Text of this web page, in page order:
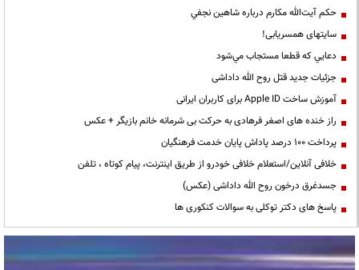
حكم آيت‌الله مكارم درباره شاهين نجفي
سایتهای همسریابی!
دعايي كه قطعا مستجاب مي‌شود
جزئیات جدید قتل روح الله داداشی
آموزش ساخت Apple ID برای کاربران ایرانی
راز خنده های اصغر فرهادی به حرکت بی شرمانه خانم بازیگر + عکس
پرداخت ۱۰۰ درصد پاداش پایان خدمت فرهنگیان
خلافی آنلاین/استعلام خلافی خودرو از طریق اینترنت، پیام کوتاه ، تلفن
جسدغرق درخون روح الله داداشی (عکس)
پاسخ های دکتر توکلی به سوالات کنکوری ها